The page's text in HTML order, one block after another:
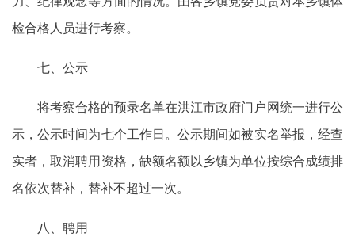
检合格人员进行考察。
七、公示
将考察合格的预录名单在洪江市政府门户网统一进行公
示，公示时间为七个工作日。公示期间如被实名举报，经查
实者，取消聘用资格，缺额名额以乡镇为单位按综合成绩排
名依次替补，替补不超过一次。
八、聘用